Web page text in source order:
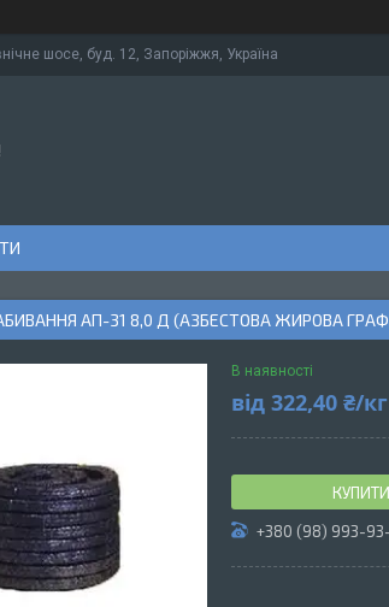
шосе, буд. 12, Запоріжжя, Україна
АП-31 8,0 Д (АЗБЕСТОВА ЖИРОВА
В наявності
від 322,40 ₴/кг
КУПИТИ
+380 (98) 993-